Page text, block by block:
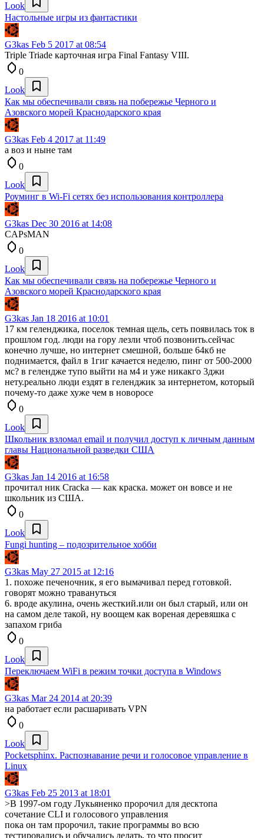
Look
Настольные игры из фантастики
G3kas Feb 5 2017 at 08:54
Triple Triade карточная игра Final Fantasy VIII.
0
Look
Как мы обеспечивали связь на побережье Черного и
Азовского морей Краснодарского края
G3kas Feb 4 2017 at 11:49
а воз и ныне там
0
Look
Роуминг в Wi-Fi сетях без использования контроллера
G3kas Dec 30 2016 at 14:08
CAPsMAN
0
Look
Как мы обеспечивали связь на побережье Черного и
Азовского морей Краснодарского края
G3kas Jan 18 2016 at 10:01
17 км геленджика, поселок темная щель, сеть появилась ток в
прошлом год. люди на гору лезли чтоб позвонить.сейчас
конечно лучше, но интернет смешной, больше 64кб не
поднимается, файл в 1гиг качается неделю, пинг от 500-2000
мс? в гелендже тупо выйти на м4 и уже никакго 3джи
нету.реально люди ездят в геленджик за интернетом, который
почему-то даже хуже чем в новоросе
0
Look
Школьник взломал email и получил доступ к личным данным
главы Национальной разведки США
G3kas Jan 14 2016 at 16:58
прочитал ник Cracka — как краска. может он вовсе и не
школьник из США.
0
Look
Fungi hunting – подозрительное хобби
G3kas May 27 2015 at 12:16
1. похоже печеночник, я его вымачивал перед готовкой.
говорят можно травануться
6. вроде акулина, очень жесткий.или он был старый, или он
на самом деле такой, ну воощем как вореная деревяшка с
запахом гриба
0
Look
Переключаем WiFi в режим точки доступа в Windows
G3kas Mar 24 2014 at 20:39
на работает если расшаривать VPN
0
Look
Pocketsphinx. Распознавание речи и голосовое управление в
Linux
G3kas Feb 25 2013 at 18:01
>В 1997-ом году Лукьяненко пророчил для десктопа
сочетание CLI и голосового управления
пока он там пророчил, такие программы во всю
тестировались и обучались делать, то что просит